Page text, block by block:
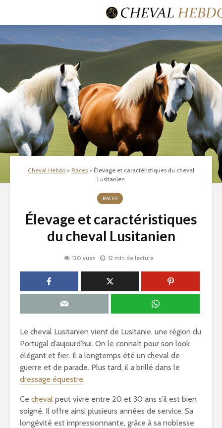
Cheval Hebdo > Races > Élevage et caractéristiques du cheval
Lusitanien
RACES
Élevage et caractéristiques
du cheval Lusitanien
120 vues 12 min de lecture
Le cheval Lusitanien vient de Lusitanie, une région du
Portugal d’aujourd’hui. On le connaît pour son look
élégant et fier. Il a longtemps été un cheval de
guerre et de parade. Plus tard, il a brillé dans le
dressage équestre.
Ce cheval peut vivre entre 20 et 30 ans s’il est bien
soigné. Il offre ainsi plusieurs années de service. Sa
longévité est impressionnante, grâce à sa noblesse